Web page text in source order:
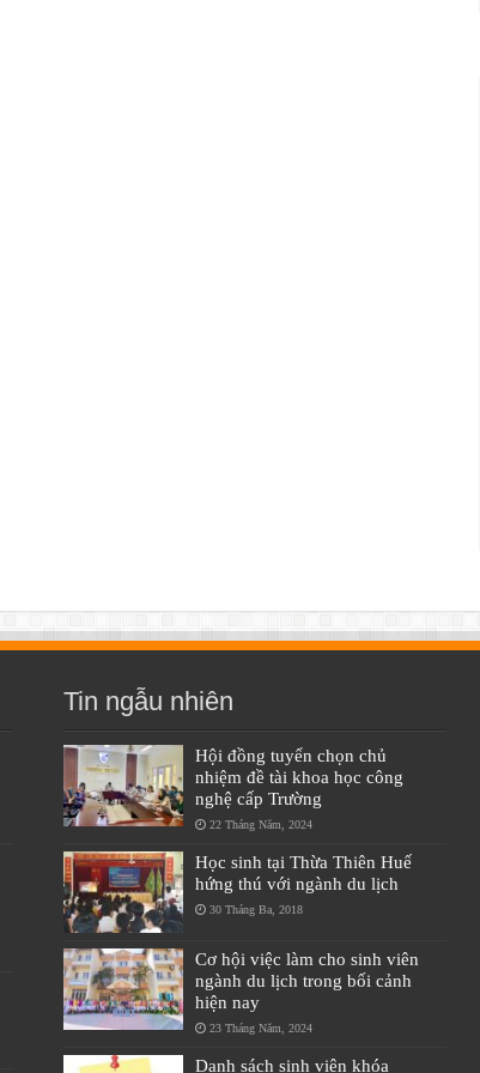
Tin ngẫu nhiên
Hội đồng tuyển chọn chủ
nhiệm đề tài khoa học công
nghệ cấp Trường
22 Tháng Năm, 2024
Học sinh tại Thừa Thiên Huế
hứng thú với ngành du lịch
30 Tháng Ba, 2018
Cơ hội việc làm cho sinh viên
ngành du lịch trong bối cảnh
hiện nay
23 Tháng Năm, 2024
Danh sách sinh viên khóa